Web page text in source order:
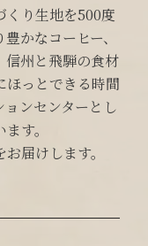
くり生地を500度
かなコーヒー、
信州と飛騨の食材
ほっとできる時間
ンセンターとし
す。
届けします。